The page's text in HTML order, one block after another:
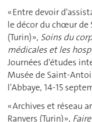
« Entre devoir
le décor du chœur de
(Turin) », Soins du
médicales et les
Journées d'études
Musée de Saint-
l'Abbaye, 14-15
« Archives et réseau
Ranvers (Turin) »,